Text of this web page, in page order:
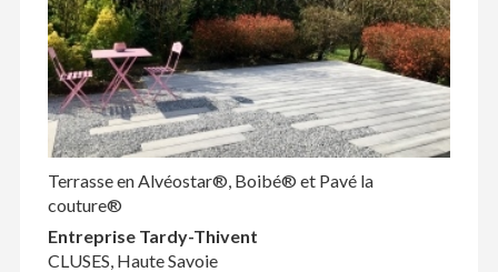
Terrasse en Alvéostar®, Boibé® et Pavé la
couture®
Entreprise Tardy-Thivent
CLUSES, Haute Savoie